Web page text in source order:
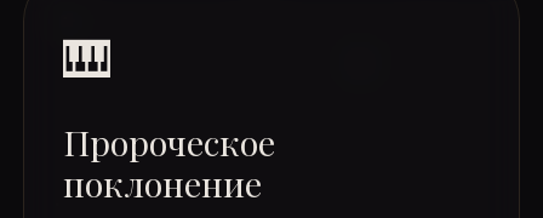
🎹
Пророческое
поклонение